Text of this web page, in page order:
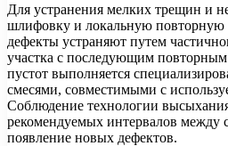
Для устранения мелких трещин и
шлифовку и локальную повторную
дефекты устраняют путем
участка с последующим
пустот выполняется
смесями, совместимыми с
Соблюдение технологии
рекомендуемых интервалов между
появление новых дефектов.